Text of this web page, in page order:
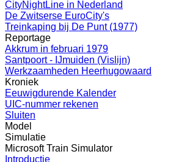
CityNightLine in Nederland
De Zwitserse EuroCity's
Treinkaping bij De Punt (1977)
Reportage
Akkrum in februari 1979
Santpoort - IJmuiden (Vislijn)
Werkzaamheden Heerhugowaard
Kroniek
Eeuwigdurende Kalender
UIC-nummer rekenen
Sluiten
Model
Simulatie
Microsoft Train Simulator
Introductie